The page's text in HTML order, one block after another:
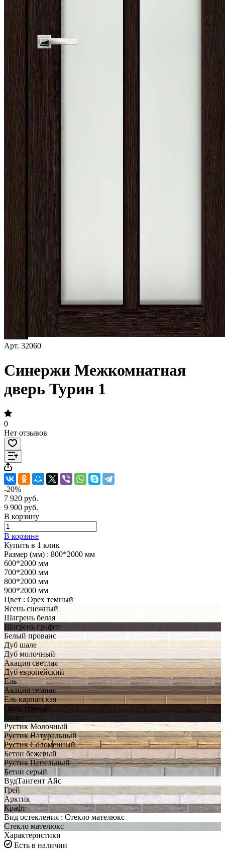
Арт. 32060
Синержи Межкомнатная
дверь Турин 1
0
Нет отзывов
-20%
7 920 руб.
9 900 руб.
В корзину
В корзине
Купить в 1 клик
Размер (мм) : 800*2000 мм
600*2000 мм
700*2000 мм
800*2000 мм
900*2000 мм
Цвет : Орех темный
Ясень снежный
Шагрень белая
Шагрень графит
Белый прованс
Дуб шале
Дуб молочный
Акация светлая
Дуб европейский
Ель
Акация темная
Ель карпатская
Орех темный
Венге
Рустик Молочный
Рустик Натуральный
Рустик Соломенный
Бетон бежевый
Рустик Пепельный
Бетон серый
ВудТангент Айс
Грей
Арктик
Крафт
Вид остекления : Стекло мателюкс
Стекло мателюкс
Характеристики
Есть в наличии